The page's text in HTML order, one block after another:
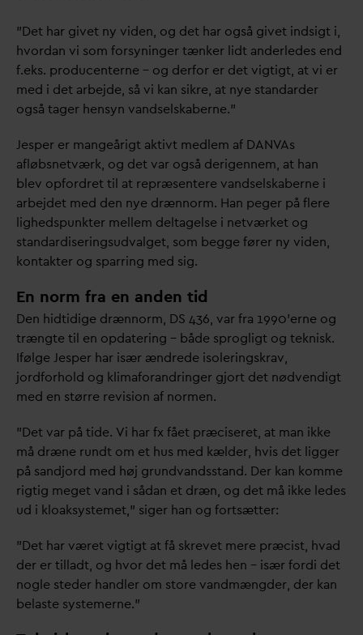
”Det har givet ny viden, og det har også givet indsigt i,
hvordan vi som forsyninger tænker lidt anderledes end
f.eks. producenterne – og derfor er det vigtigt, at vi er
med i det arbejde, så vi kan sikre, at nye standarder
også tager hensyn vandselskaberne.”
Jesper er mangeårigt aktivt medlem af DANVAs
afløbsnetværk, og det var også derigennem, at han
blev opfordret til at repræsentere vandselskaberne i
arbejdet med den nye drænnorm. Han peger på flere
lighedspunkter mellem deltagelse i netværket og
standardiseringsudvalget, som begge fører ny viden,
kontakter og sparring med sig.
En norm fra en anden tid
Den hidtidige drænnorm, DS 436, var fra 1990’erne og
trængte til en opdatering – både sprogligt og teknisk.
Ifølge Jesper har især ændrede isoleringskrav,
jordforhold og klimaforandringer gjort det nødvendigt
med en større revision af normen.
”Det var på tide. Vi har fx fået præciseret, at man ikke
må dræne rundt om et hus med kælder, hvis det ligger
på sandjord med høj grundvandsstand. Der kan komme
rigtig meget vand i sådan et dræn, og det må ikke ledes
ud i kloaksystemet,” siger han og fortsætter:
”Det har været vigtigt at få skrevet mere præcist, hvad
der er tilladt, og hvor det må ledes hen – især fordi det
nogle steder handler om store vandmængder, der kan
belaste systemerne.”